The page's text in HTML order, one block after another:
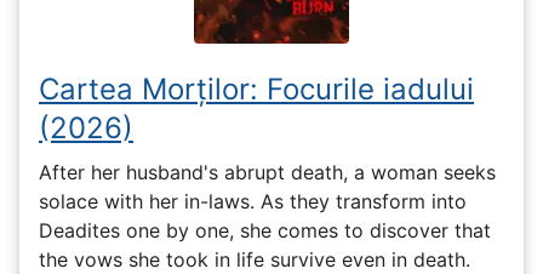
Cartea Morților: Focurile iadului
(2026)
After her husband's abrupt death, a woman seeks
solace with her in-laws. As they transform into
Deadites one by one, she comes to discover that
the vows she took in life survive even in death.